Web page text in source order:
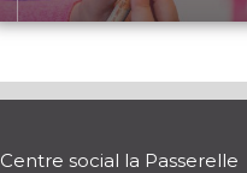
Centre social la Passerelle